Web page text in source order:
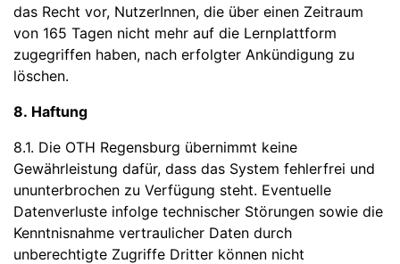
das Recht vor, NutzerInnen, die über einen Zeitraum
von 165 Tagen nicht mehr auf die Lernplattform
zugegriffen haben, nach erfolgter Ankündigung zu
löschen.
8. Haftung
8.1. Die OTH Regensburg übernimmt keine
Gewährleistung dafür, dass das System fehlerfrei und
ununterbrochen zu Verfügung steht. Eventuelle
Datenverluste infolge technischer Störungen sowie die
Kenntnisnahme vertraulicher Daten durch
unberechtigte Zugriffe Dritter können nicht